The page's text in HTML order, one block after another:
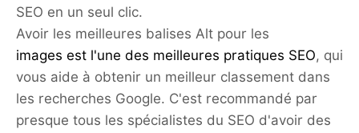
SEO en un seul clic.
Avoir les meilleures balises Alt pour les
images est l'une des meilleures pratiques SEO, qui
vous aide à obtenir un meilleur classement dans
les recherches Google. C'est recommandé par
presque tous les spécialistes du SEO d'avoir des